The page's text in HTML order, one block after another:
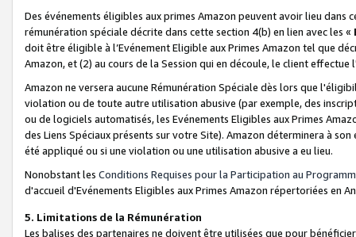
Des événements éligibles aux primes Amazon peuvent avoir lieu dans
rémunération spéciale décrite dans cette section 4(b) en lien avec les «
doit être éligible à l’Evénement Eligible aux Primes Amazon tel que
Amazon, et (2) au cours de la Session qui en découle, le client
Amazon ne versera aucune Rémunération Spéciale dès lors que
violation ou de toute autre utilisation abusive (par exemple, des
ou de logiciels automatisés, les Evénements Eligibles aux Primes
des Liens Spéciaux présents sur votre Site). Amazon déterminera à
été appliqué ou si une violation ou une utilisation abusive a eu lieu.
Nonobstant les Conditions Requises pour la Participation au
d'accueil d'Evénements Eligibles aux Primes Amazon répertoriées en
5. Limitations de la Rémunération
Les balises des partenaires ne doivent être utilisées que pour